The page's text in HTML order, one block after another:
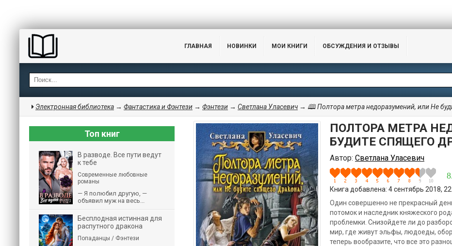
ГЛАВНАЯ НОВИНКИ МОИ КНИГИ ОБСУЖДЕНИЯ И ОТЗЫВЫ
Электронная библиотека → Фантастика и Фэнтези → Фэнтези → Светлана Уласевич → 🕮 Полтора метра недоразумений, или Не
ПОЛТОРА МЕТРА
БУДИТЕ СПЯЩЕГО
Автор: Светлана Уласевич
Книга добавлена: 4 сентябрь 2018,
Один совершенно не прекрасный
потомок и наследник княжеского
проблемки. Снизойдете ли до
мир, где живут эльфы, людоеды,
теперь вообразите, что все это
Топ книг
В разводе. Все пути ведут
к тебе
Современные любовные
романы
— Я полюбил другую, —
объявил муж на весь...
Бесплодная истинная для
распутного дракона
Попаданцы / Фэнтези